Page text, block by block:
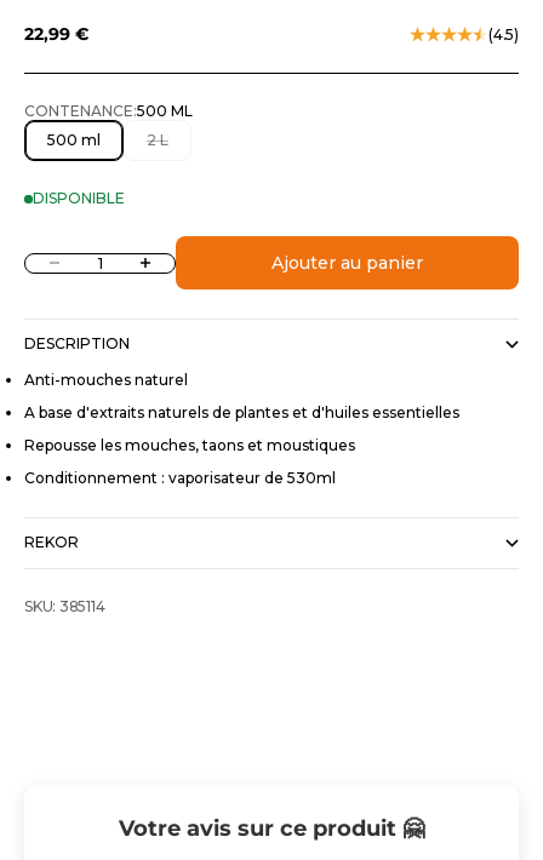
Prix de vente
22,99 € (4.5)
CONTENANCE:500 ML
500 ml
2 L
DISPONIBLE
Diminuer la quantitéAugmenter la quantitéAjouter au panier
DESCRIPTION
Anti-mouches naturel
A base d'extraits naturels de plantes et d'huiles essentielles
Repousse les mouches, taons et moustiques
Conditionnement : vaporisateur de 530ml
REKOR
SKU: 385114
Votre avis sur ce produit 🤗